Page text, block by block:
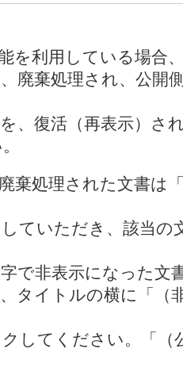
を利用している場合
廃棄処理され、公開
、復活（再表示）さ
棄処理された文書は
ていただき、該当の
で非表示になった文
タイトルの横に「（
してください。「（